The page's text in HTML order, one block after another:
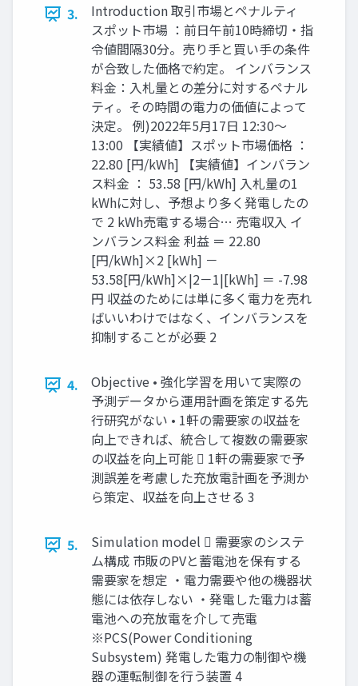
3.
Introduction 取引市場とペナルティ
スポット市場 ：前日午前10時締切・指
令値間隔30分。売り手と買い手の条件
が合致した価格で約定。 インバランス
料金：入札量との差分に対するペナル
ティ。その時間の電力の価値によって
決定。 例)2022年5月17日 12:30～
13:00 【実績値】スポット市場価格 ：
22.80 [円/kWh] 【実績値】インバラン
ス料金 ： 53.58 [円/kWh] 入札量の1
kWhに対し、予想より多く発電したの
で 2 kWh売電する場合… 売電収入 イ
ンバランス料金 利益 ＝ 22.80
[円/kWh]×2 [kWh] －
53.58[円/kWh]×|2－1|[kWh] ＝ -7.98
円 収益のためには単に多く電力を売れ
ばいいわけではなく、インバランスを
抑制することが必要 2
4.
Objective • 強化学習を用いて実際の
予測データから運用計画を策定する先
行研究がない • 1軒の需要家の収益を
向上できれば、統合して複数の需要家
の収益を向上可能  1軒の需要家で予
測誤差を考慮した充放電計画を予測か
ら策定、収益を向上させる 3
5.
Simulation model  需要家のシステ
ム構成 市販のPVと蓄電池を保有する
需要家を想定 ・電力需要や他の機器状
態には依存しない ・発電した電力は蓄
電池への充放電を介して売電
※PCS(Power Conditioning
Subsystem) 発電した電力の制御や機
器の運転制御を行う装置 4